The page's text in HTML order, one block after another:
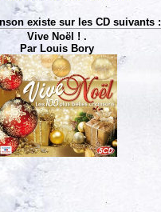
existe sur les CD suivants :
Vive Noël ! .
Par Louis Bory